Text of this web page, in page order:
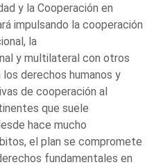
y la Cooperación en
impulsando la cooperación
la
y multilateral con otros
derechos humanos y
de cooperación al
que suele
hace mucho
el plan se compromete
fundamentales en